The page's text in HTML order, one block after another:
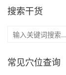
搜索干货
常见穴位查询